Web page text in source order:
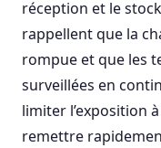
réception et le
rappellent que la
rompue et que les
surveillées en
limiter l’exposition
remettre